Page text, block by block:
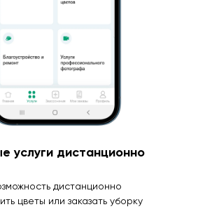
услуги дистанционно
дистанционно
цветы или заказать уборку